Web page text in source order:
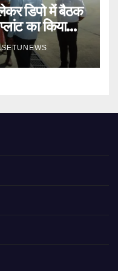
डिपो में बैठक
का किया